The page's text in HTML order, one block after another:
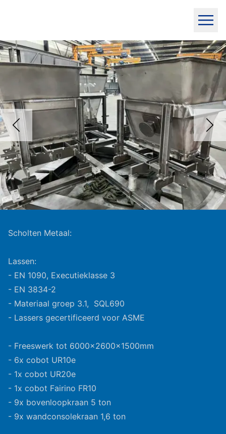
Scholten Metaal:
Lassen:
- EN 1090, Executieklasse 3
- EN 3834-2
- Materiaal groep 3.1, SQL690
- Lassers gecertificeerd voor ASME
- Freeswerk tot 6000x2600x1500mm
- 6x cobot UR10e
- 1x cobot UR20e
- 1x cobot Fairino FR10
- 9x bovenloopkraan 5 ton
- 9x wandconsolekraan 1,6 ton